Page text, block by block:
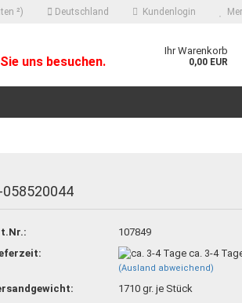
²) Deutschland Kundenlogin
erstellen
vergessen?
uns besuchen.
Ihr Warenkorb
0,00 EUR
058520044
107849
ca. 3-4
(Ausland abweichend)
1710 gr. je Stück